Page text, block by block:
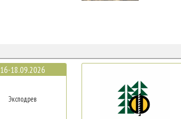
16-18.09.2026
Эксподрев